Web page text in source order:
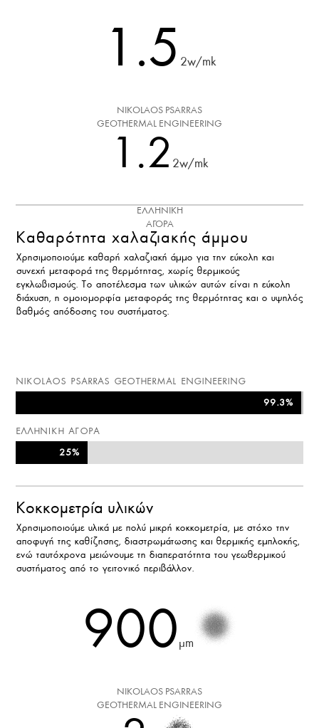
1.5 2w/mk
NIKOLAOS PSARRAS
GEOTHERMAL ENGINEERING
1.2 2w/mk
ΕΛΛΗΝΙΚΗ
ΑΓΟΡΑ
Καθαρότητα χαλαζιακής άμμου
Χρησιμοποιούμε καθαρή χαλαζιακή άμμο για την εύκολη και
συνεχή μεταφορά της θερμότητας, χωρίς θερμικούς
εγκλωβισμούς. Το αποτέλεσμα των υλικών αυτών είναι η εύκολη
διάχυση, η ομοιομορφία μεταφοράς της θερμότητας και ο υψηλός
βαθμός απόδοσης του συστήματος.
NIKOLAOS PSARRAS GEOTHERMAL ENGINEERING
99.3%
99.3%
ΕΛΛΗΝΙΚΗ ΑΓΟΡΑ
25%
25%
Κοκκομετρία υλικών
Χρησιμοποιούμε υλικά με πολύ μικρή κοκκομετρία, με στόχο την
αποφυγή της καθίζησης, διαστρωμάτωσης και θερμικής εμπλοκής,
ενώ ταυτόχρονα μειώνουμε τη διαπερατότητα του γεωθερμικού
συστήματος από το γειτονικό περιβάλλον.
900μm
NIKOLAOS PSARRAS
GEOTHERMAL ENGINEERING